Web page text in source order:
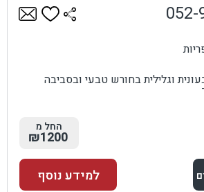
וגלילית בחורש טבעי ובסביבה
052-
החל מ
₪1200
למידע נוסף